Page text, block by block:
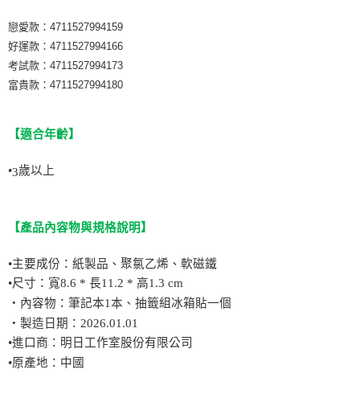
戀愛款：4711527994159
好運款：4711527994166
考試款：4711527994173
富貴款：4711527994180
【適合年齡】
•3歲以上
【產品內容物與規格說明 】
•主要成份：紙製品、聚氯乙烯、軟磁鐵
•尺寸：寬8.6 * 長11.2 * 高1.3 cm
‧內容物：筆記本1本、抽籤組冰箱貼一個
‧製造日期：2026.01.01
•進口商：明日工作室股份有限公司
•原產地：中國